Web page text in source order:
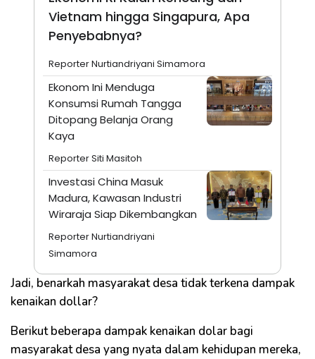
Vietnam hingga Singapura, Apa
Penyebabnya?
Reporter Nurtiandriyani Simamora
Ekonom Ini Menduga
Konsumsi Rumah Tangga
Ditopang Belanja Orang
Kaya
Reporter Siti Masitoh
Investasi China Masuk
Madura, Kawasan Industri
Wiraraja Siap Dikembangkan
Reporter Nurtiandriyani
Simamora
Jadi, benarkah masyarakat desa tidak terkena dampak
kenaikan dollar?
Berikut beberapa dampak kenaikan dolar bagi
masyarakat desa yang nyata dalam kehidupan mereka,